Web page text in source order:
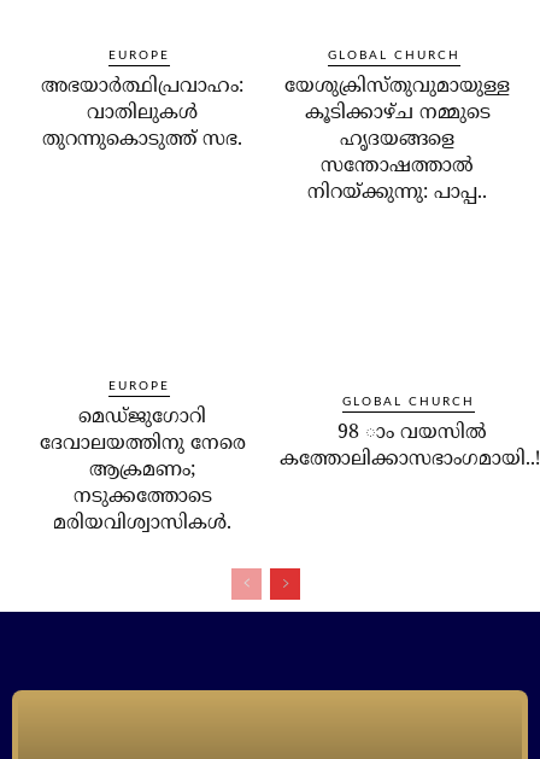
EUROPE
അഭയാര്‍ത്ഥിപ്രവാഹം:
വാതിലുകള്‍
തുറന്നുകൊടുത്ത് സഭ.
GLOBAL CHURCH
യേശുക്രിസ്തുവുമായുള്ള
കൂടിക്കാഴ്ച നമ്മുടെ
ഹൃദയങ്ങളെ
സന്തോഷത്താല്‍
നിറയ്ക്കുന്നു: പാപ്പ..
EUROPE
മെഡ്ജുഗോറി
ദേവാലയത്തിനു നേരെ
ആക്രമണം;
നടുക്കത്തോടെ
മരിയവിശ്വാസികള്‍.
GLOBAL CHURCH
98 ാം വയസില്‍